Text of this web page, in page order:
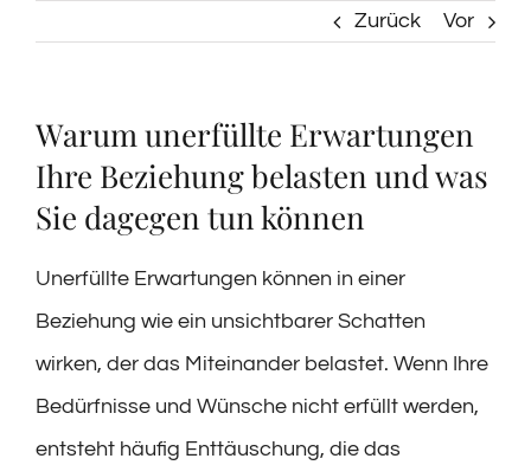
Zurück Vor
Warum unerfüllte Erwartungen
Ihre Beziehung belasten und was
Sie dagegen tun können
Unerfüllte Erwartungen können in einer
Beziehung wie ein unsichtbarer Schatten
wirken, der das Miteinander belastet. Wenn Ihre
Bedürfnisse und Wünsche nicht erfüllt werden,
entsteht häufig Enttäuschung, die das